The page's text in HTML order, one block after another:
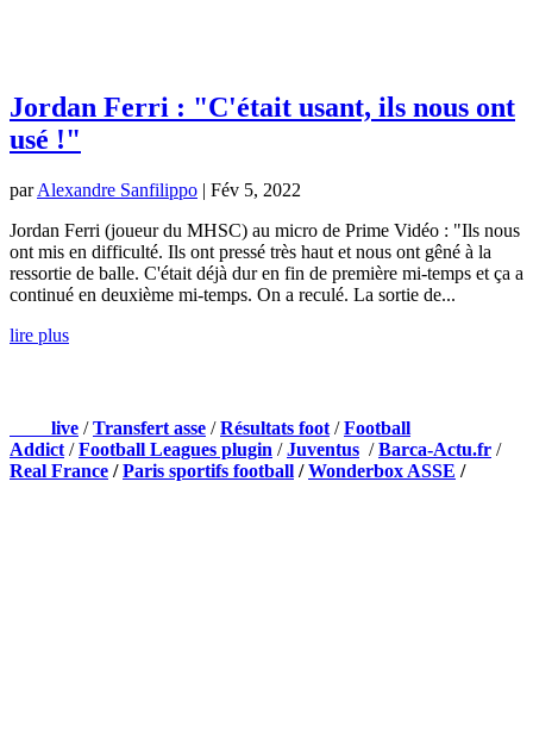
Jordan Ferri : "C'était usant, ils nous ont
usé !"
parAlexandre Sanfilippo | Fév 5, 2022
Jordan Ferri (joueur du MHSC) au micro de Prime Vidéo : "Ils nous
ont mis en difficulté. Ils ont pressé très haut et nous ont gêné à la
ressortie de balle. C'était déjà dur en fin de première mi-temps et ça a
continué en deuxième mi-temps. On a reculé. La sortie de...
lire plus
live /Transfert asse /Résultats foot /Football
Addict /Football Leagues plugin /Juventus /Barca-Actu.fr /
Real France /Paris sportifs football /Wonderbox ASSE /